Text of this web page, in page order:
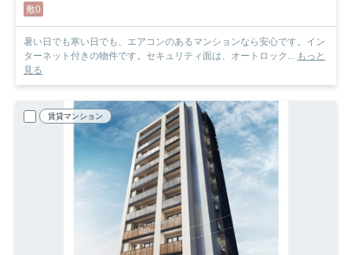
敷0
暑い日でも寒い日でも、エアコンのあるマンションなら安心です。イン
ターネット付きの物件です。セキュリティ面は、オートロック...
もっと
見る
賃貸マンション